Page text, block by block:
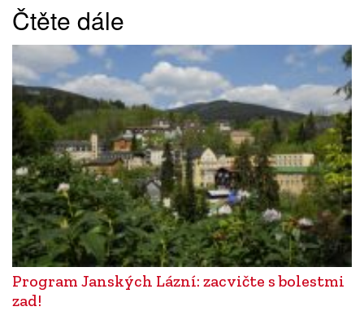
Čtěte dále
Program Janských Lázní: zacvičte s bolestmi
zad!